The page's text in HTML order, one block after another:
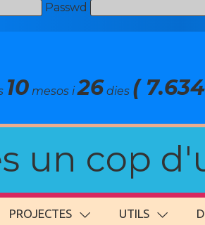
Passwd
10mesos i26dies (
un cop
PROJECTES UTILS